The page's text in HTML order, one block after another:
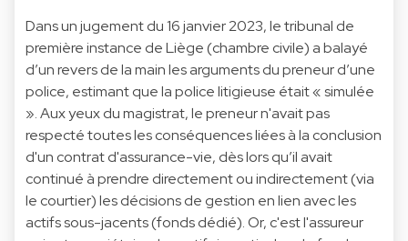
Dans un jugement du 16 janvier 2023, le tribunal de
première instance de Liège (chambre civile) a balayé
d’un revers de la main les arguments du preneur d’une
police, estimant que la police litigieuse était « simulée
». Aux yeux du magistrat, le preneur n'avait pas
respecté toutes les conséquences liées à la conclusion
d'un contrat d'assurance-vie, dès lors qu’il avait
continué à prendre directement ou indirectement (via
le courtier) les décisions de gestion en lien avec les
actifs sous-jacents (fonds dédié). Or, c'est l'assureur